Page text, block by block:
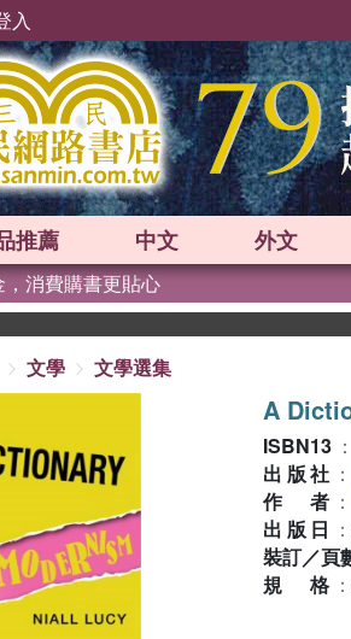
入
推薦 中文 外文
消費購書更貼心
文學 文學選集
A
ISBN13 ：
出版社 ：
作者 ：
出版日 ：
裝訂／頁
規格 ：